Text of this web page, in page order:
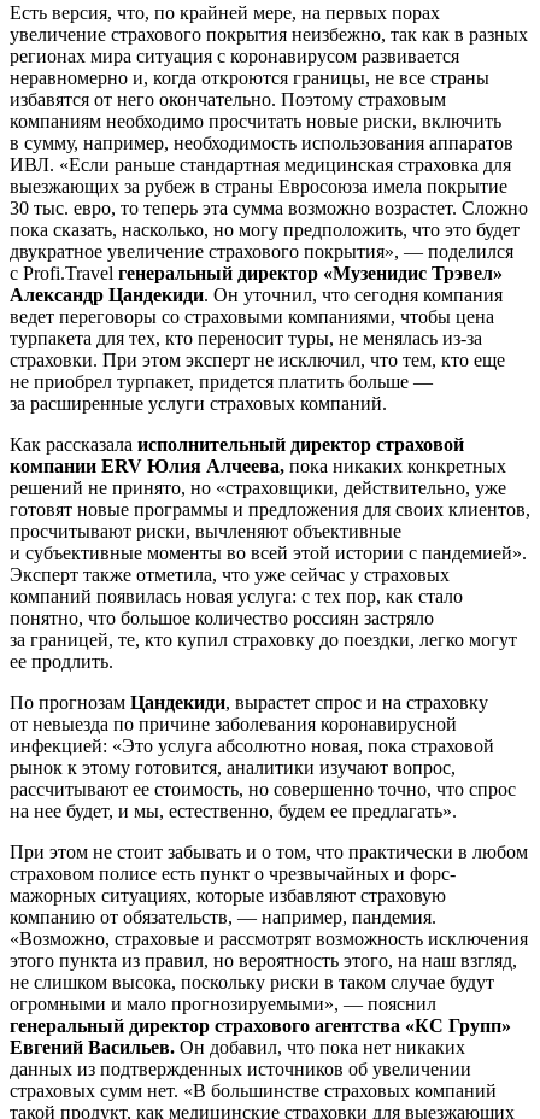
Есть версия, что, по крайней мере, на первых порах
увеличение страхового покрытия неизбежно, так как в разных
регионах мира ситуация с коронавирусом развивается
неравномерно и, когда откроются границы, не все страны
избавятся от него окончательно. Поэтому страховым
компаниям необходимо просчитать новые риски, включить
в сумму, например, необходимость использования аппаратов
ИВЛ. «Если раньше стандартная медицинская страховка для
выезжающих за рубеж в страны Евросоюза имела покрытие
30 тыс. евро, то теперь эта сумма возможно возрастет. Сложно
пока сказать, насколько, но могу предположить, что это будет
двукратное увеличение страхового покрытия», — поделился
с Profi.Travel генеральный директор «Музенидис Трэвел»
Александр Цандекиди. Он уточнил, что сегодня компания
ведет переговоры со страховыми компаниями, чтобы цена
турпакета для тех, кто переносит туры, не менялась из-за
страховки. При этом эксперт не исключил, что тем, кто еще
не приобрел турпакет, придется платить больше —
за расширенные услуги страховых компаний.
Как рассказала исполнительный директор страховой
компании ERV Юлия Алчеева, пока никаких конкретных
решений не принято, но «страховщики, действительно, уже
готовят новые программы и предложения для своих клиентов,
просчитывают риски, вычленяют объективные
и субъективные моменты во всей этой истории с пандемией».
Эксперт также отметила, что уже сейчас у страховых
компаний появилась новая услуга: с тех пор, как стало
понятно, что большое количество россиян застряло
за границей, те, кто купил страховку до поездки, легко могут
ее продлить.
По прогнозам Цандекиди, вырастет спрос и на страховку
от невыезда по причине заболевания коронавирусной
инфекцией: «Это услуга абсолютно новая, пока страховой
рынок к этому готовится, аналитики изучают вопрос,
рассчитывают ее стоимость, но совершенно точно, что спрос
на нее будет, и мы, естественно, будем ее предлагать».
При этом не стоит забывать и о том, что практически в любом
страховом полисе есть пункт о чрезвычайных и форс-
мажорных ситуациях, которые избавляют страховую
компанию от обязательств, — например, пандемия.
«Возможно, страховые и рассмотрят возможность исключения
этого пункта из правил, но вероятность этого, на наш взгляд,
не слишком высока, поскольку риски в таком случае будут
огромными и мало прогнозируемыми», — пояснил
генеральный директор страхового агентства «КС Групп»
Евгений Васильев. Он добавил, что пока нет никаких
данных из подтвержденных источников об увеличении
страховых сумм нет. «В большинстве страховых компаний
такой продукт, как медицинские страховки для выезжающих